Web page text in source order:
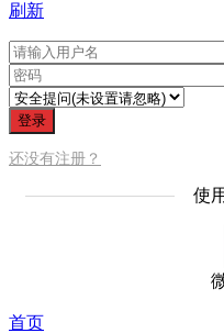
刷新
登录
还没有注册？
使
首页